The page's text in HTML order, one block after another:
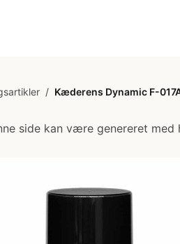
/ Kæderens Dynamic F-
side kan være genereret